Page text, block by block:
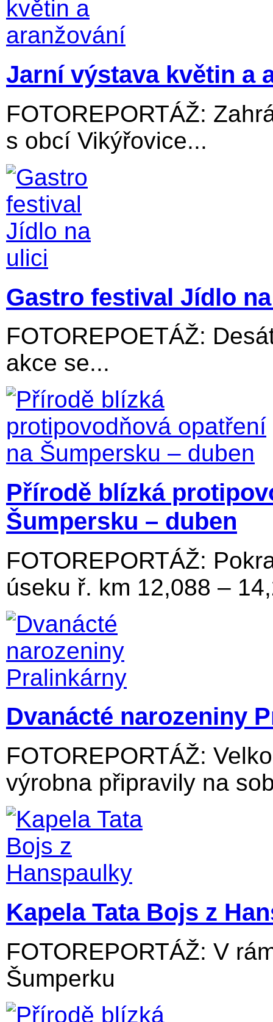
Jarní výstava květin a
FOTOREPORTÁŽ:
s obcí Vikýřovice...
Gastro festival Jídlo
FOTOREPOETÁŽ:
akce se...
Přírodě blízká
Šumpersku – duben
FOTOREPORTÁŽ:
úseku ř. km 12,088 –
Dvanácté narozeniny
FOTOREPORTÁŽ:
výrobna připravily na
Kapela Tata Bojs z
FOTOREPORTÁŽ: V
Šumperku